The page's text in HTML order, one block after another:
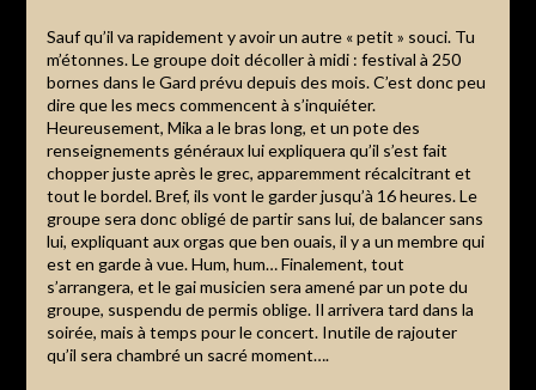
Sauf qu’il va rapidement y avoir un autre « petit » souci. Tu
m’étonnes. Le groupe doit décoller à midi : festival à 250
bornes dans le Gard prévu depuis des mois. C’est donc peu
dire que les mecs commencent à s’inquiéter.
Heureusement, Mika a le bras long, et un pote des
renseignements généraux lui expliquera qu’il s’est fait
chopper juste après le grec, apparemment récalcitrant et
tout le bordel. Bref, ils vont le garder jusqu’à 16 heures. Le
groupe sera donc obligé de partir sans lui, de balancer sans
lui, expliquant aux orgas que ben ouais, il y a un membre qui
est en garde à vue. Hum, hum… Finalement, tout
s’arrangera, et le gai musicien sera amené par un pote du
groupe, suspendu de permis oblige. Il arrivera tard dans la
soirée, mais à temps pour le concert. Inutile de rajouter
qu’il sera chambré un sacré moment….